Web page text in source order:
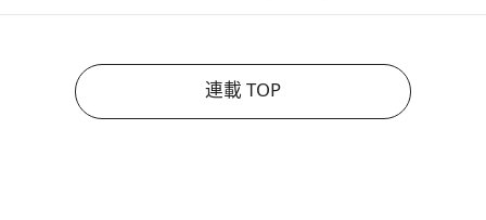
連載 TOP